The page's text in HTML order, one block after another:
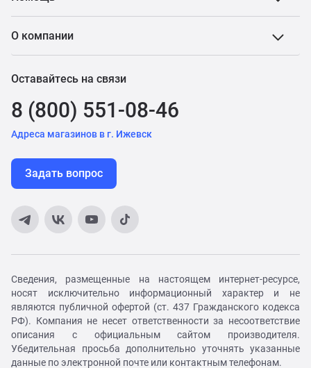
О компании
Оставайтесь на связи
8 (800) 551-08-46
Адреса магазинов в г. Ижевск
Задать вопрос
Сведения, размещенные на настоящем интернет-ресурсе,
носят исключительно информационный характер и не
являются публичной офертой (ст. 437 Гражданского кодекса
РФ). Компания не несет ответственности за несоответствие
описания с официальным сайтом производителя.
Убедительная просьба дополнительно уточнять указанные
данные по электронной почте или контактным телефонам.